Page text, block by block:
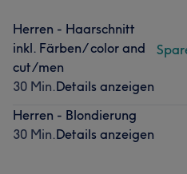
Herren - Haarschnitt
inkl. Färben/ color and
cut/men
30 Min.Details anzeigen
Herren - Blondierung
30 Min.Details anzeigen